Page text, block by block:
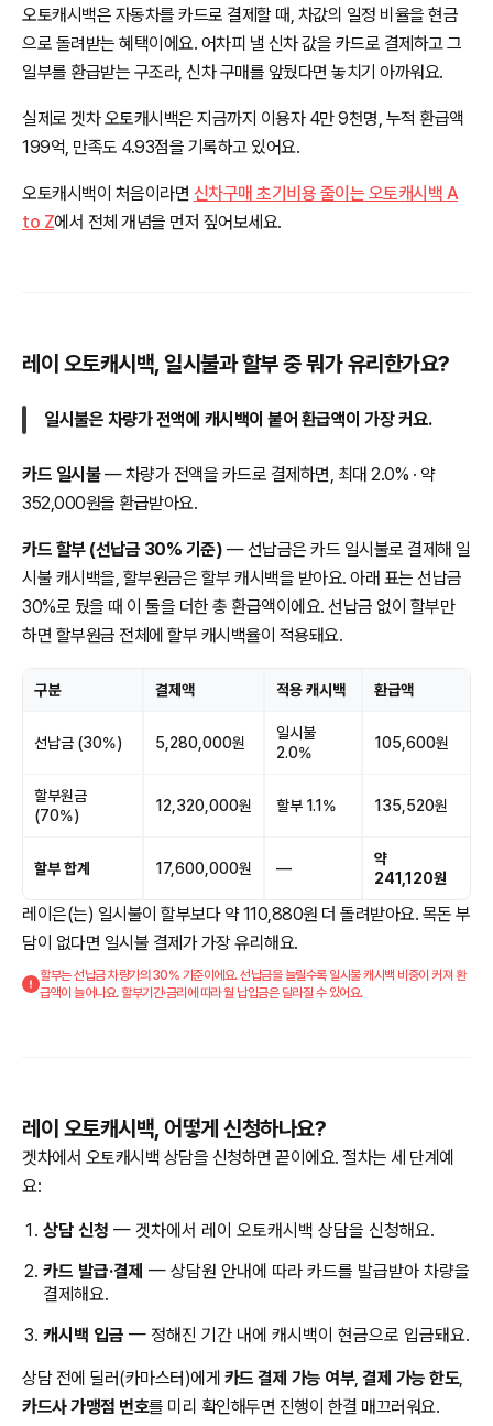
오토캐시백은 자동차를 카드로 결제할 때, 차값의 일정 비율을 현금
으로 돌려받는 혜택이에요. 어차피 낼 신차 값을 카드로 결제하고 그
일부를 환급받는 구조라, 신차 구매를 앞뒀다면 놓치기 아까워요.
실제로 겟차 오토캐시백은 지금까지 이용자 4만 9천명, 누적 환급액
199억, 만족도 4.93점을 기록하고 있어요.
오토캐시백이 처음이라면 신차구매 초기비용 줄이는 오토캐시백 A
to Z에서 전체 개념을 먼저 짚어보세요.
레이 오토캐시백, 일시불과 할부 중 뭐가 유리한가요?
일시불은 차량가 전액에 캐시백이 붙어 환급액이 가장 커요.
카드 일시불— 차량가 전액을 카드로 결제하면, 최대 2.0% · 약
352,000원을 환급받아요.
카드 할부 (선납금 30% 기준) — 선납금은 카드 일시불로 결제해 일
시불 캐시백을, 할부원금은 할부 캐시백을 받아요. 아래 표는 선납금
30%로 뒀을 때 이 둘을 더한 총 환급액이에요. 선납금 없이 할부만
하면 할부원금 전체에 할부 캐시백율이 적용돼요.
구분 결제액 적용 캐시백 환급액
선납금 (30%) 5,280,000원
일시불
2.0%
105,600원
할부원금
(70%)
12,320,000원 할부 1.1% 135,520원
할부 합계 17,600,000원 —
약
241,120원
레이은(는) 일시불이 할부보다 약 110,880원 더 돌려받아요. 목돈 부
담이 없다면 일시불 결제가 가장 유리해요.
할부는 선납금 차량가의 30% 기준이에요. 선납금을 늘릴수록 일시불 캐시백 비중이 커져 환
급액이 늘어나요. 할부기간·금리에 따라 월 납입금은 달라질 수 있어요.
레이 오토캐시백, 어떻게 신청하나요?
겟차에서 오토캐시백 상담을 신청하면 끝이에요. 절차는 세 단계예
요:
상담 신청 — 겟차에서 레이 오토캐시백 상담을 신청해요.
카드 발급·결제 — 상담원 안내에 따라 카드를 발급받아 차량을
결제해요.
캐시백 입금 — 정해진 기간 내에 캐시백이 현금으로 입금돼요.
상담 전에 딜러(카마스터)에게 카드 결제 가능 여부, 결제 가능 한도,
카드사 가맹점 번호를 미리 확인해두면 진행이 한결 매끄러워요.